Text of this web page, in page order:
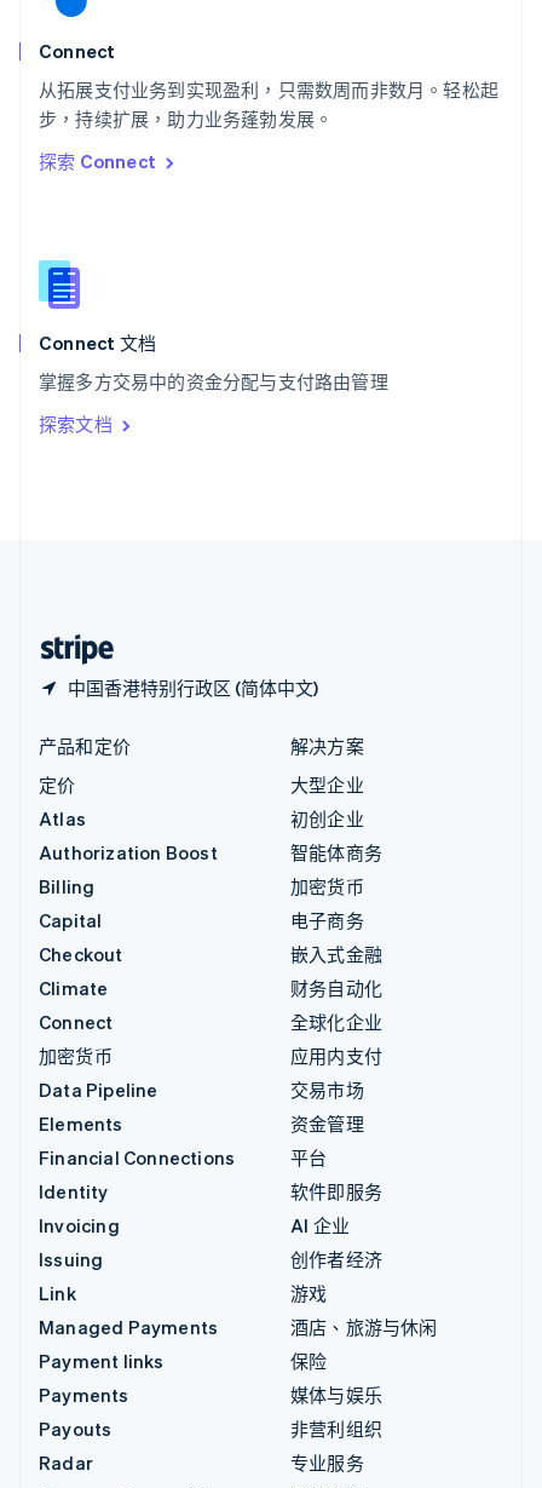
Connect
从拓展支付业务到实现盈利，只需数周而非数月。轻松起
步，持续扩展，助力业务蓬勃发展。
探索 Connect
Connect 文档
掌握多方交易中的资金分配与支付路由管理
探索文档
中国香港特别行政区 (简体中文)
斯洛文尼亚
泰国
ไทยEnglish
希腊
English
西班牙
新西兰
English
匈牙利
English
ItalianoEnglish
印度
English
产品和定价
定价
Atlas
Authorization Boost
Billing
Capital
Checkout
Climate
Connect
加密货币
Data Pipeline
Elements
Financial Connections
Identity
Invoicing
Issuing
Link
Managed Payments
Payment links
Payments
Payouts
Radar
解决方案
大型企业
初创企业
智能体商务
加密货币
电子商务
嵌入式金融
财务自动化
全球化企业
应用内支付
交易市场
资金管理
平台
软件即服务
AI 企业
创作者经济
游戏
酒店、旅游与休闲
保险
媒体与娱乐
非营利组织
专业服务